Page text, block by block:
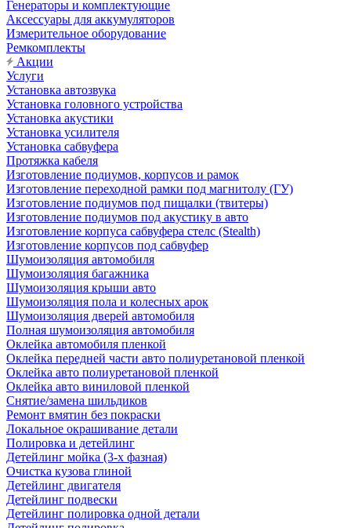
Генераторы и комплектующие
Аксессуары для аккумуляторов
Измерительное оборудование
Ремкомплекты
Акции
Услуги
Установка автозвука
Установка головного устройства
Установка акустики
Установка усилителя
Установка сабвуфера
Протяжка кабеля
Изготовление подиумов, корпусов и рамок
Изготовление переходной рамки под магнитолу (ГУ)
Изготовление подиумов под пищалки (твитеры)
Изготовление подиумов под акустику в авто
Изготовление корпуса сабвуфера стелс (Stealth)
Изготовление корпусов под сабвуфер
Шумоизоляция автомобиля
Шумоизоляция багажника
Шумоизоляция крыши авто
Шумоизоляция пола и колесных арок
Шумоизоляция дверей автомобиля
Полная шумоизоляция автомобиля
Оклейка автомобиля пленкой
Оклейка передней части авто полиуретановой пленкой
Оклейка авто полиуретановой пленкой
Оклейка авто виниловой пленкой
Снятие/замена шильдиков
Ремонт вмятин без покраски
Локальное окрашивание детали
Полировка и детейлинг
Детейлинг мойка (3-х фазная)
Очистка кузова глиной
Детейлинг двигателя
Детейлинг подвески
Детейлинг полировка одной детали